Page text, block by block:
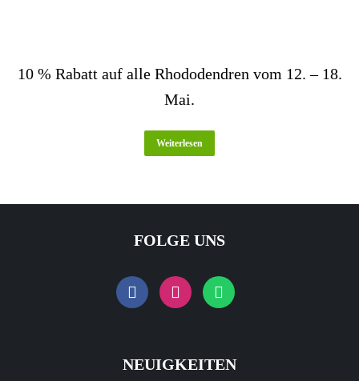
10 % Rabatt auf alle Rhododendren vom 12. – 18.
Mai.
Weiterlesen
FOLGE UNS
NEUIGKEITEN